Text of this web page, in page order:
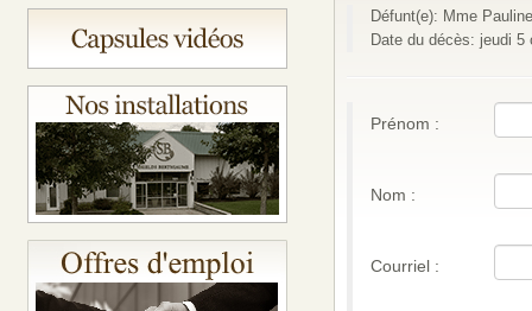
Défunt(e): Mme
Date du décès: jeudi 5
Prénom :
Nom :
Courriel :